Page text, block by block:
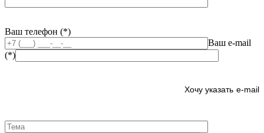
Ваш телефон (*)
Ваш e-mail
(*)
e-mail